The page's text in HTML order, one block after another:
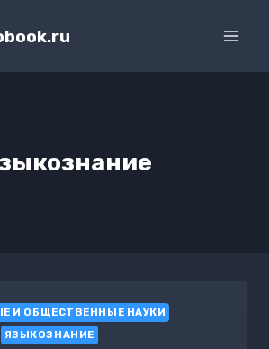
И ОБЩЕСТВЕННЫЕ НАУКИ
ЯЗЫКОЗНАНИЕ